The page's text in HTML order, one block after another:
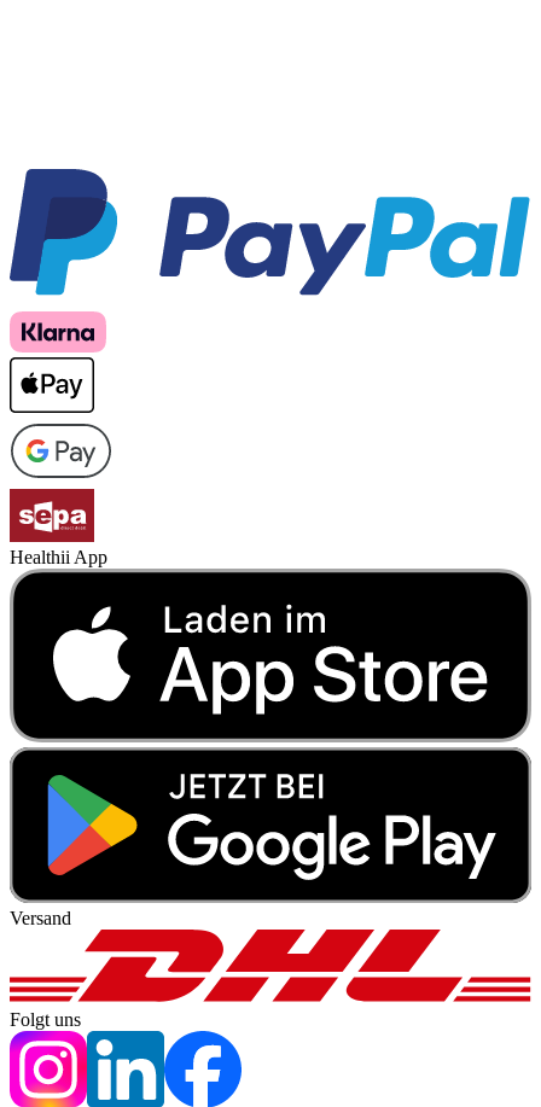
Healthii App
Versand
Folgt uns